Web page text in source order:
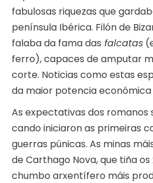
fabulosas riquezas que
península Ibérica. Filón de
falaba da fama das falcatas
ferro), capaces de amputar
corte. Noticias como estas
da maior potencia
As expectativas dos
cando iniciaron as primeiras
guerras púnicas. As minas
de Carthago Nova, que tiña
chumbo arxentífero máis